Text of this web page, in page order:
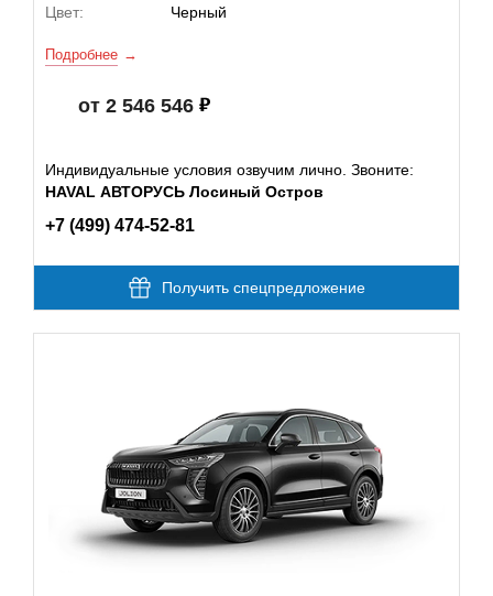
Цвет:
Черный
Подробнее
от 2 546 546
Индивидуальные условия озвучим лично. Звоните:
HAVAL АВТОРУСЬ Лосиный Остров
+7 (499) 474-52-81
Получить спецпредложение